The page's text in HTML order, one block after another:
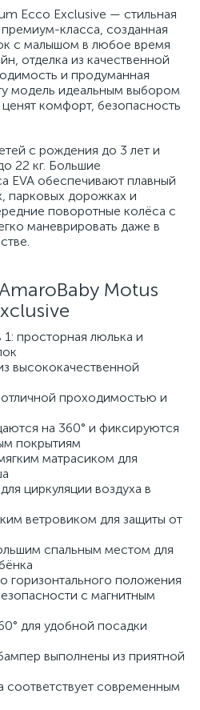
Ecco Exclusive — стильная
класса, созданная
с малышом в любое время
отделка из качественной
и продуманная
модель идеальным выбором
комфорт, безопасность
с рождения до 3 лет и
22 кг. Большие
EVA обеспечивают плавный
парковых дорожках и
поворотные колёса с
маневрировать даже в
Motus
просторная люлька и
высококачественной
проходимостью и
на 360° и фиксируются
покрытиям
матрасиком для
циркуляции воздуха в
ветровиком для защиты от
спальным местом для
горизонтального положения
с магнитным
для удобной посадки
выполнены из приятной
соответствует современным